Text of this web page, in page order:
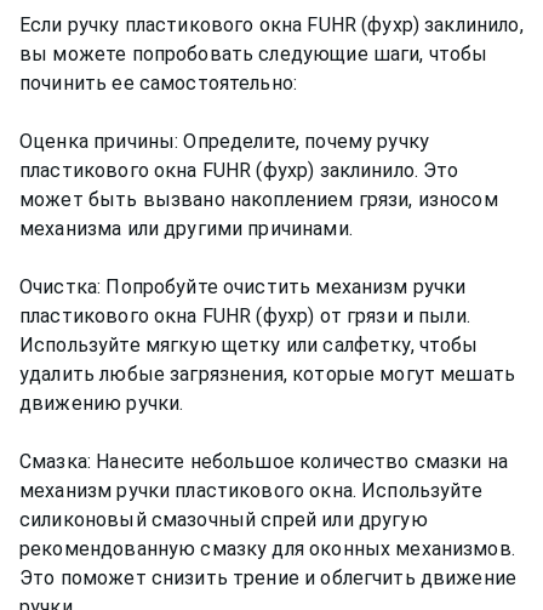
Если ручку пластикового окна FUHR (фухр) заклинило,
вы можете попробовать следующие шаги, чтобы
починить ее самостоятельно:
Оценка причины: Определите, почему ручку
пластикового окна FUHR (фухр) заклинило. Это
может быть вызвано накоплением грязи, износом
механизма или другими причинами.
Очистка: Попробуйте очистить механизм ручки
пластикового окна FUHR (фухр) от грязи и пыли.
Используйте мягкую щетку или салфетку, чтобы
удалить любые загрязнения, которые могут мешать
движению ручки.
Смазка: Нанесите небольшое количество смазки на
механизм ручки пластикового окна. Используйте
силиконовый смазочный спрей или другую
рекомендованную смазку для оконных механизмов.
Это поможет снизить трение и облегчить движение